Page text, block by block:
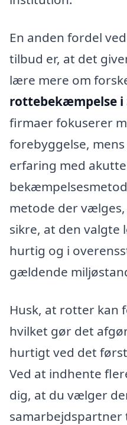
En anden fordel
tilbud er, at det
lære mere om
rottebekæmpelse i
firmaer fokuserer
forebyggelse,
erfaring med akutte
metode der
sikre, at den valgte
hurtig og i
gældende
Husk, at rotter kan
hvilket gør det
hurtigt ved det
Ved at indhente
dig, at du vælger
samarbejdspartner